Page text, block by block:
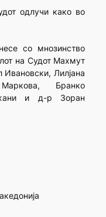
одлучи како во
со мнозинство
на Судот Махмут
Лилјана
Бранко
и д-р Зоран